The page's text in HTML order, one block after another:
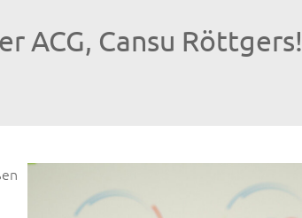
ACG, Cansu Röttgers!